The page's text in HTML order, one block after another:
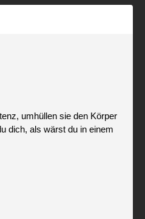
umhüllen sie den Körper
dich, als wärst du in einem